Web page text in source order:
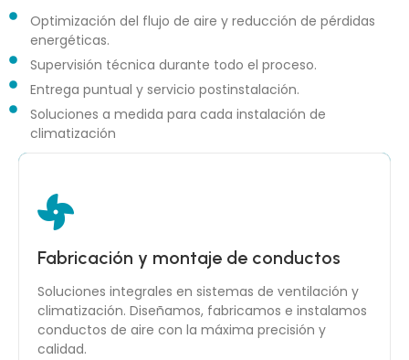
Optimización del flujo de aire y reducción de pérdidas
energéticas.
Supervisión técnica durante todo el proceso.
Entrega puntual y servicio postinstalación.
Soluciones a medida para cada instalación de
climatización
Fabricación y montaje de conductos
Soluciones integrales en sistemas de ventilación y
climatización. Diseñamos, fabricamos e instalamos
conductos de aire con la máxima precisión y
calidad.
Eficiencia, seguridad y rendimiento
garantizados
Cada proyecto se fabrica bajo normas ISO 9001, con
materiales de primera línea y montaje técnico
especializado. Garantizamos sistemas duraderos,
eficientes y listos para funcionar.